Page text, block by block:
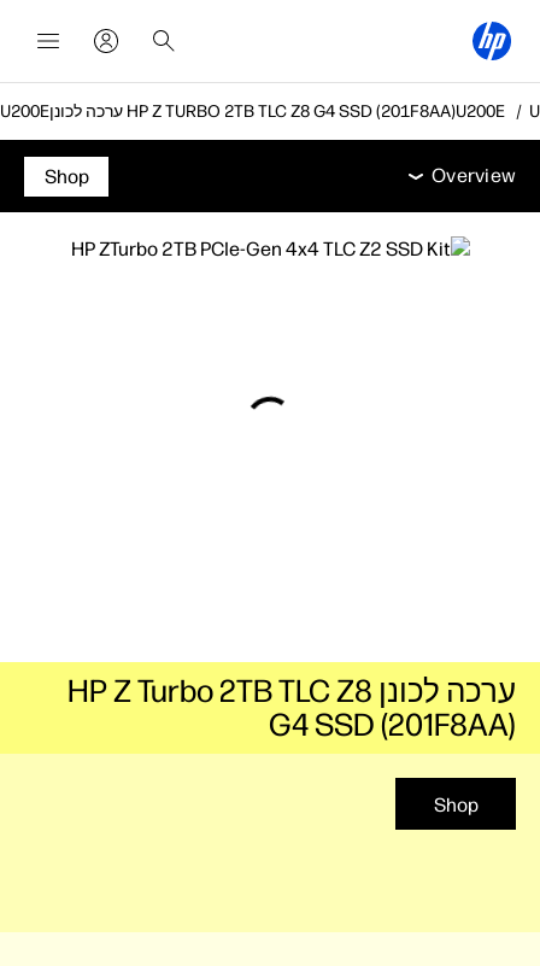
ערכה לכונן HP Z TURBO 2TB TLC Z8 G4 SSD (201F8AA)
Overview מפרט טכני אביזרים
תמיכה
Overview
Overview
Shop
Shop
ערכה לכונן HP Z Turbo 2TB TLC Z8
G4 SSD (201F8AA)